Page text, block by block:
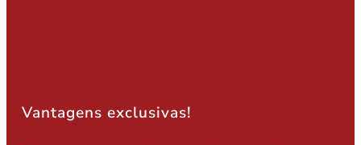
Vantagens exclusivas!